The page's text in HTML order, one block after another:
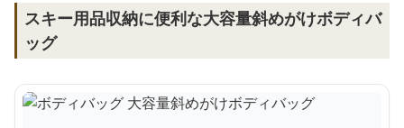
スキー用品収納に便利な大容量斜めがけボディバ
ッグ